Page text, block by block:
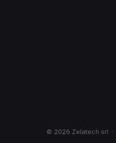
© 2026 Zelatech srl ·